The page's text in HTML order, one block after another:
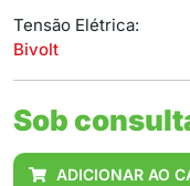
Tensão Elétrica:
Bivolt
Sob
ADICIONAR AO